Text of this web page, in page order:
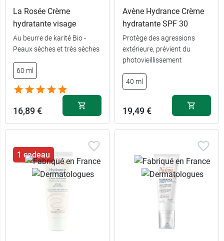
40 ml 7,69 €
100 ml
La Rosée Crème
hydratante visage
Au beurre de karité Bio -
Peaux sèches et très sèches
60 ml
16,89 €
Avène Hydrance Crème
hydratante SPF 30
Protège des agressions
extérieure, prévient du
photovieillissement
40 ml
19,49 €
1 cadeau